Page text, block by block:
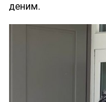
деним.